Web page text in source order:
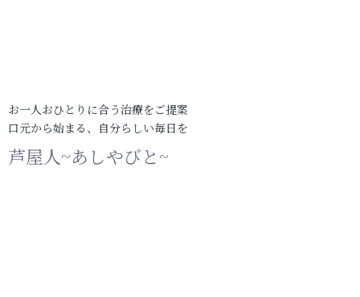
お一人おひとりに合う治療をご提案
口元から始まる、自分らしい毎日を
芦屋人~あしやびと~